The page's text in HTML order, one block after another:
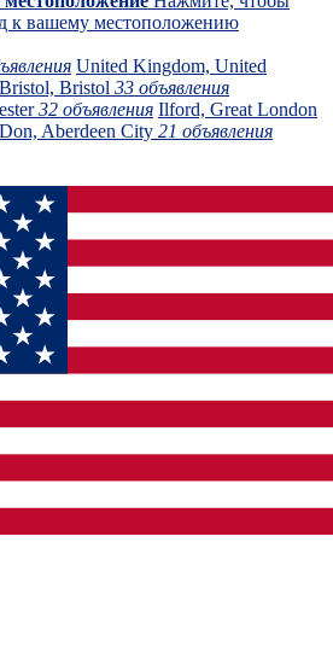
к вашему местоположению
United Kingdom, United
Bristol, Bristol 33 объявления
32 объявления Ilford, Great London
Aberdeen City 21 объявления